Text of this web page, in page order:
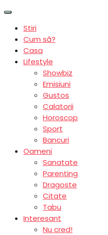
Stiri
Cum să?
Casa
Lifestyle
Showbiz
Emisiuni
Gustos
Calatorii
Horoscop
Sport
Bancuri
Oameni
Sanatate
Parenting
Dragoste
Citate
Tabu
Interesant
Nu cred!